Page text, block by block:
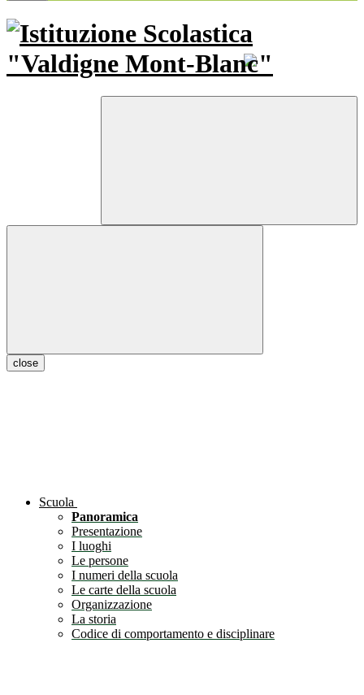
close
Scuola
Panoramica
Presentazione
I luoghi
Le persone
I numeri della scuola
Le carte della scuola
Organizzazione
La storia
Codice di comportamento e disciplinare